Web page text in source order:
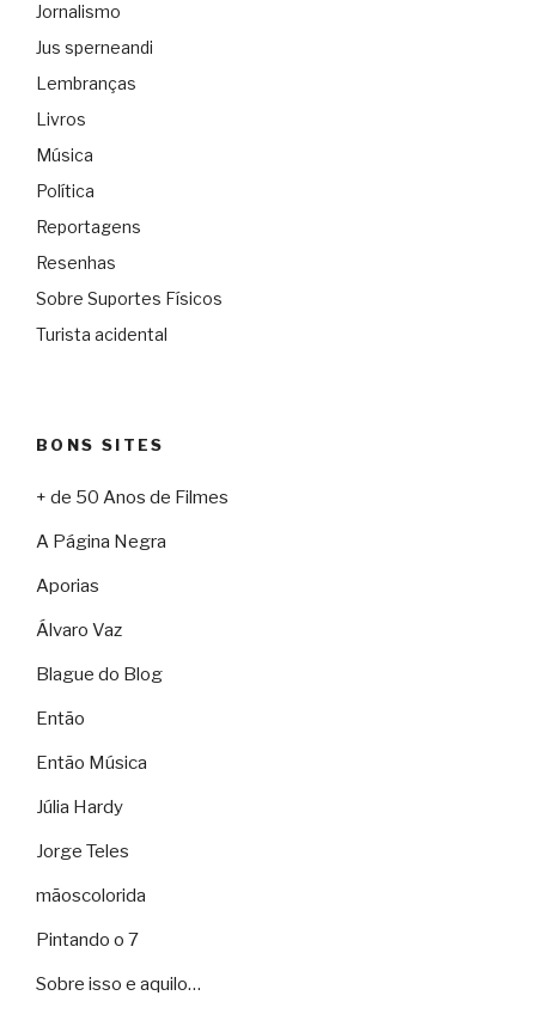
Jornalismo
Jus sperneandi
Lembranças
Livros
Música
Política
Reportagens
Resenhas
Sobre Suportes Físicos
Turista acidental
BONS SITES
+ de 50 Anos de Filmes
A Página Negra
Aporias
Álvaro Vaz
Blague do Blog
Então
Então Música
Júlia Hardy
Jorge Teles
mãoscolorida
Pintando o 7
Sobre isso e aquilo…